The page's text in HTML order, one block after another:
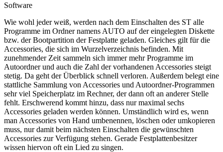
Software
Wie wohl jeder weiß, werden nach dem Einschalten des ST alle
Programme im Ordner namens AUTO auf der eingelegten Diskette
bzw. der Bootpartition der Festplatte geladen. Gleiches gilt für die
Accessories, die sich im Wurzelverzeichnis befinden. Mit
zunehmender Zeit sammeln sich immer mehr Programme im
Autoordner und auch die Zahl der vorhandenen Accessories steigt
stetig. Da geht der Überblick schnell verloren. Außerdem belegt eine
stattliche Sammlung von Accessories und Autoordner-Programmen
sehr viel Speicherplatz im Rechner, der dann oft an anderer Stelle
fehlt. Erschwerend kommt hinzu, dass nur maximal sechs
Accessories geladen werden können. Umständlich wird es, wenn
man Accessories von Hand umbenennen, löschen oder umkopieren
muss, nur damit beim nächsten Einschalten die gewünschten
Accessories zur Verfügung stehen. Gerade Festplattenbesitzer
wissen hiervon oft ein Lied zu singen.